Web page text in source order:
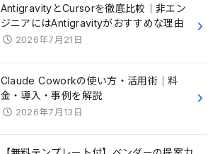
AntigravityとCursorを徹底比較｜非エン
ジニアにはAntigravityがおすすめな理由
2026年7月21日
Claude Coworkの使い方・活用術｜料
金・導入・事例を解説
2026年7月13日